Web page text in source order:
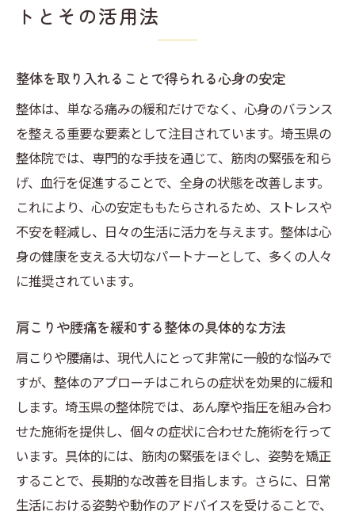
トとその活用法
整体を取り入れることで得られる心身の安定
整体は、単なる痛みの緩和だけでなく、心身のバランス
を整える重要な要素として注目されています。埼玉県の
整体院では、専門的な手技を通じて、筋肉の緊張を和ら
げ、血行を促進することで、全身の状態を改善します。
これにより、心の安定ももたらされるため、ストレスや
不安を軽減し、日々の生活に活力を与えます。整体は心
身の健康を支える大切なパートナーとして、多くの人々
に推奨されています。
肩こりや腰痛を緩和する整体の具体的な方法
肩こりや腰痛は、現代人にとって非常に一般的な悩みで
すが、整体のアプローチはこれらの症状を効果的に緩和
します。埼玉県の整体院では、あん摩や指圧を組み合わ
せた施術を提供し、個々の症状に合わせた施術を行って
います。具体的には、筋肉の緊張をほぐし、姿勢を矯正
することで、長期的な改善を目指します。さらに、日常
生活における姿勢や動作のアドバイスを受けることで、